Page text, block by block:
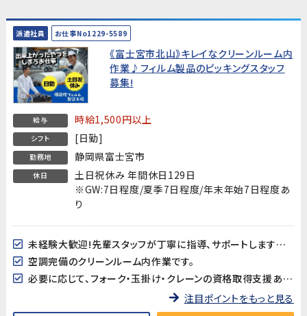
派遣社員 お仕事No1229-5589
《富士宮市北山》キレイなクリーンルーム内
作業♪フィルム製品のピッキングスタッフ
募集!
給与 時給1,500円以上
シフト [日勤]
勤務地 静岡県富士宮市
休日
土日祝休み 年間休日129日
※GW:7日程度/夏季7日程度/年末年始7日程度あ
り
未経験大歓迎!先輩スタッフが丁寧に指導、サポートしますので安心してスタートできます!
空調完備のクリーンルーム内作業です。
必要に応じて、フォーク・玉掛け・クレーンの資格取得支援あり!
注目ポイントをもっと見る